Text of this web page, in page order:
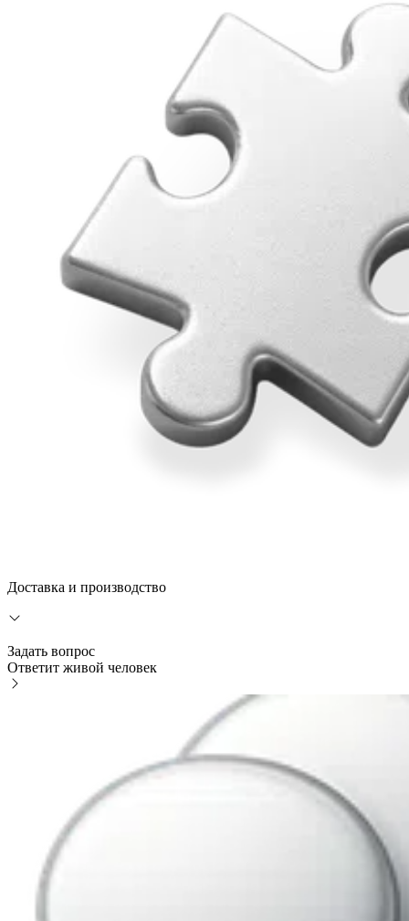
Доставка и производство
Задать вопрос
Ответит живой человек